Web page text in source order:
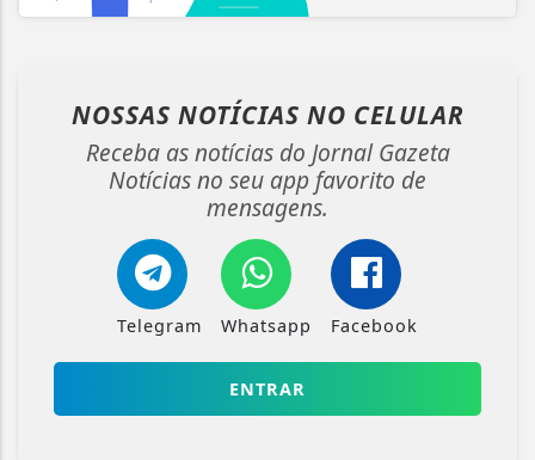
NOSSAS NOTÍCIAS NO CELULAR
Receba as notícias do Jornal Gazeta
Notícias no seu app favorito de
mensagens.
Telegram Whatsapp Facebook
ENTRAR